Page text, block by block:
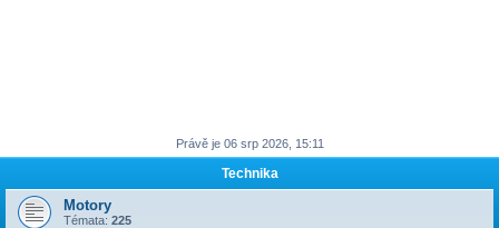
Právě je 06 srp 2026, 15:11
Technika
Motory
Témata: 225